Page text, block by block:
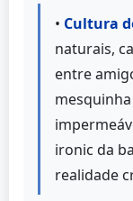
• Cultura
naturais,
entre
ironic da
realidade